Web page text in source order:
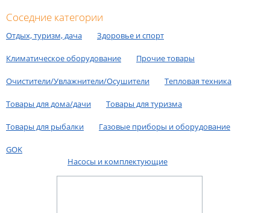
Соседние категории
Отдых, туризм, дача Здоровье и спорт
Климатическое оборудование Прочие товары
Очистители/Увлажнители/Осушители Тепловая техника
Товары для дома/дачи Товары для туризмa
Товары для рыбалки Газовые приборы и оборудование
GOK
Насосы и комплектующие